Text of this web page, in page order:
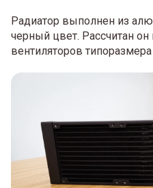
Радиатор выполнен из
черный цвет. Рассчитан он
вентиляторов